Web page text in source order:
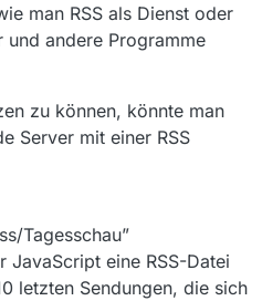
man RSS als Dienst oder
andere Programme
zu können, könnte man
Server mit einer RSS
Tagesschau”
eine RSS-Datei
letzten Sendungen, die sich